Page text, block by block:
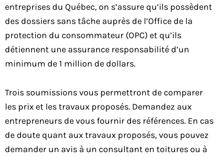
entreprises du Québec, on s’assure qu’ils possèdent
des dossiers sans tâche auprès de l’Office de la
protection du consommateur (OPC) et qu’ils
détiennent une assurance responsabilité d’un
minimum de 1 million de dollars.
Trois soumissions vous permettront de comparer
les prix et les travaux proposés. Demandez aux
entrepreneurs de vous fournir des références. En cas
de doute quant aux travaux proposés, vous pouvez
demander un avis à un consultant en toitures ou à